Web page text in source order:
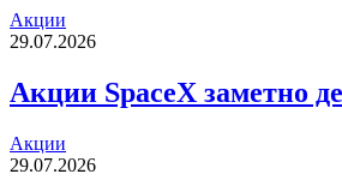
Акции
29.07.2026
Акции SpaceX заметно
Акции
29.07.2026